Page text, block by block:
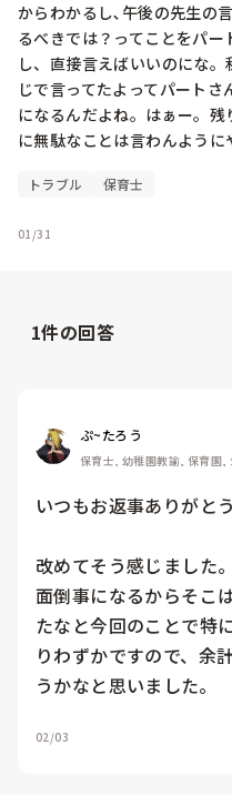
からわかるし､午後の先生の
るべきでは？ってことをパ
し、直接言えばいいのにな
じで言ってたよってパート
になるんだよね。はぁー。
に無駄なことは言わんように
トラブル 保育士
01/31
1件の回答
ぷ~たろう
保育士, 幼稚園教諭, 保育園,
いつもお返事ありがと
改めてそう感じました
面倒事になるからそこ
たなと今回のことで特
りわずかですので、余
うかなと思いました｡
02/03